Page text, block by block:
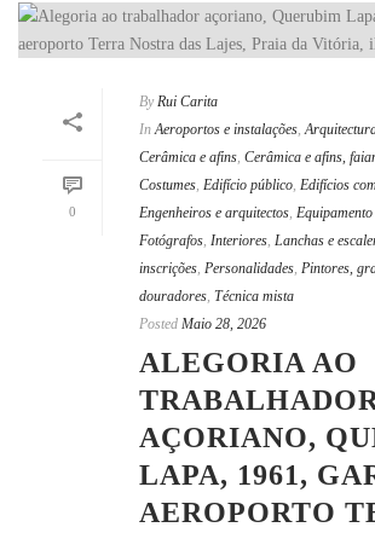
0
By Rui Carita
In Aeroportos e instalações,
Cerâmica e afins, Cerâmica e afins,
Costumes, Edifício público, Edifícios
Engenheiros e arquitectos,
Fotógrafos, Interiores, Lanchas e
inscrições, Personalidades, Pintores,
douradores, Técnica mista
Posted Maio 28, 2026
ALEGORIA AO
AÇORIANO,
LAPA, 1961,
AEROPORTO